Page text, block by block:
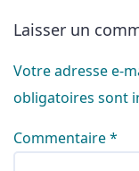
Laisser un
Votre adresse e-
obligatoires sont
Commentaire*